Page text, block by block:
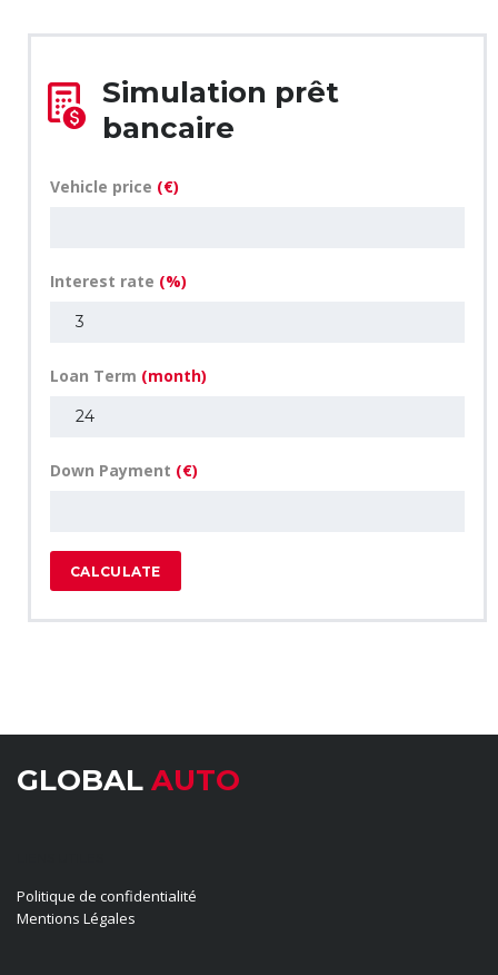
Simulation prêt
bancaire
Vehicle price (€)
Interest rate (%)
Loan Term (month)
Down Payment (€)
CALCULATE
GLOBAL AUTO
Politique de confidentialité
Mentions Légales